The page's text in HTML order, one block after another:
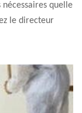
quelle
le directeur